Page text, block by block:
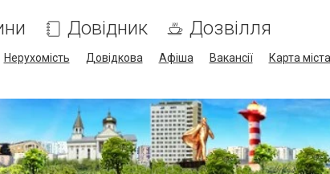
Довідник Дозвілля
Нерухомість Довідкова Афіша Вакансії Карта міста